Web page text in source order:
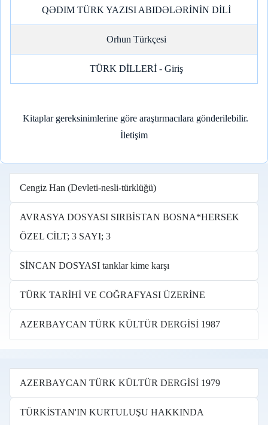
QƏDIM TÜRK YAZISI ABIDƏLƏRİNİN DİLİ
Orhun Türkçesi
TÜRK DİLLERİ - Giriş
Kitaplar gereksinimlerine göre araştırmacılara gönderilebilir.
İletişim
Cengiz Han (Devleti-nesli-türklüğü)
AVRASYA DOSYASI SIRBİSTAN BOSNA*HERSEK
ÖZEL CİLT; 3 SAYI; 3
SİNCAN DOSYASI tanklar kime karşı
TÜRK TARİHİ VE COĞRAFYASI ÜZERİNE
AZERBAYCAN TÜRK KÜLTÜR DERGİSİ 1987
AZERBAYCAN TÜRK KÜLTÜR DERGİSİ 1979
TÜRKİSTAN'IN KURTULUŞU HAKKINDA